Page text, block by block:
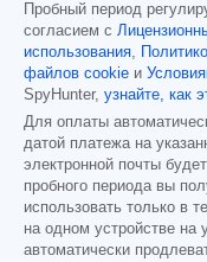
Пробный период
согласием с
использования,
файлов cookie и
SpyHunter, узнайте, как
Для оплаты
датой платежа на
электронной почты
пробного периода вы
использовать только в
на одном устройстве на
автоматически